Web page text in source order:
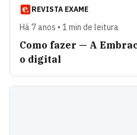
REVISTA EXAME
Há 7 anos • 1 min de leitura
Como fazer — A
o digital